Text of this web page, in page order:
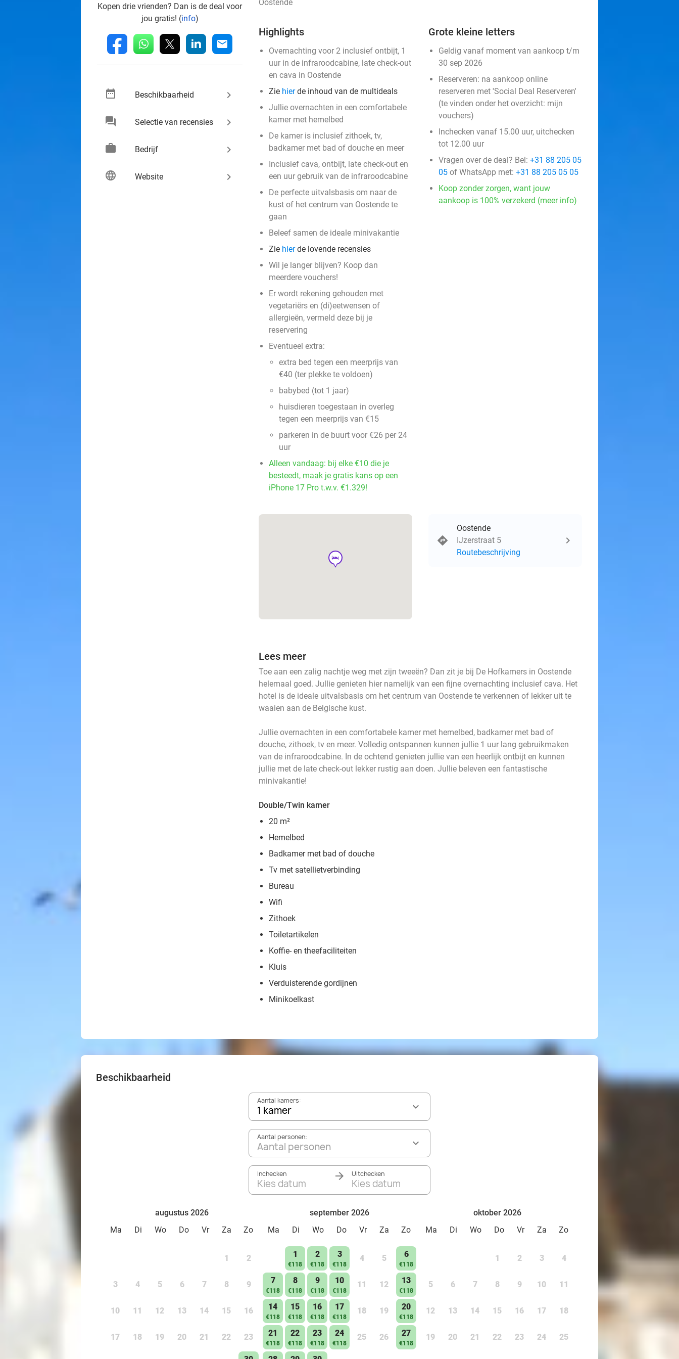
Kopen drie vrienden? Dan is de deal voor
jou gratis! (info)
fb whatsapp linkedin mail
date_range Beschikbaarheid keyboard_arrow_right
chat Selectie van recensies keyboard_arrow_right
work Bedrijf keyboard_arrow_right
language Website keyboard_arrow_right
Oostende
Highlights
Overnachting voor 2 inclusief ontbijt, 1
uur in de infraroodcabine, late check-out
en cava in Oostende
Zie hierde inhoud van de multideals
Jullie overnachten in een comfortabele
kamer met hemelbed
De kamer is inclusief zithoek, tv,
badkamer met bad of douche en meer
Inclusief cava, ontbijt, late check-out en
een uur gebruik van de infraroodcabine
De perfecte uitvalsbasis om naar de
kust of het centrum van Oostende te
gaan
Beleef samen de ideale minivakantie
Zie hierde lovende recensies
Wil je langer blijven? Koop dan
meerdere vouchers!
Er wordt rekening gehouden met
vegetariërs en (di)eetwensen of
allergieën, vermeld deze bij je
reservering
Eventueel extra:
extra bed tegen een meerprijs van
€40 (ter plekke te voldoen)
babybed (tot 1 jaar)
huisdieren toegestaan in overleg
tegen een meerprijs van €15
parkeren in de buurt voor €26 per 24
uur
Alleen vandaag: bij elke €10 die je
besteedt, maak je gratis kans op een
iPhone 17 Pro t.w.v. €1.329!
Grote kleine letters
Geldig vanaf moment van aankoop t/m
30 sep 2026
Reserveren: na aankoop online
reserveren met 'Social Deal Reserveren'
(te vinden onder het overzicht: mijn
vouchers)
Inchecken vanaf 15.00 uur, uitchecken
tot 12.00 uur
Vragen over de deal? Bel: +31 88 205 05
05 of WhatsApp met: +31 88 205 05 05
Koop zonder zorgen, want jouw
aankoop is 100% verzekerd (meer info)
hotel
Oostende
IJzerstraat 5
Routebeschrijving
Lees meer
Toe aan een zalig nachtje weg met zijn tweeën? Dan zit je bij De Hofkamers in Oostende
helemaal goed. Jullie genieten hier namelijk van een fijne overnachting inclusief cava. Het
hotel is de ideale uitvalsbasis om het centrum van Oostende te verkennen of lekker uit te
waaien aan de Belgische kust.
Jullie overnachten in een comfortabele kamer met hemelbed, badkamer met bad of
douche, zithoek, tv en meer. Volledig ontspannen kunnen jullie 1 uur lang gebruikmaken
van de infraroodcabine. In de ochtend genieten jullie van een heerlijk ontbijt en kunnen
jullie met de late check-out lekker rustig aan doen. Jullie beleven een fantastische
minivakantie!
Double/Twin kamer
20 m²
Hemelbed
Badkamer met bad of douche
Tv met satellietverbinding
Bureau
Wifi
Zithoek
Toiletartikelen
Koffie- en theefaciliteiten
Kluis
Verduisterende gordijnen
Minikoelkast
Beschikbaarheid
Aantal kamers:
1 kamer
Aantal personen:
Aantal personen
Inchecken
Kies datum
Uitchecken
Kies datum
augustus 2026
Ma
Di Wo Do Vr Za Zo
1 2
3 4 5 6 7 8 9
10 11 12 13 14 15 16
17 18 19 20 21 22 23
september 2026
Ma
Di Wo Do Vr Za Zo
1
€118
2
€118
3
€118
4 5 6
€118
7
€118
8
€118
9
€118
10
€118
11 12 13
€118
14
€118
15
€118
16
€118
17
€118
18 19 20
€118
21
€118
22
€118
23
€118
24
€118
25 26 27
€118
oktober 2026
Ma
Di Wo Do Vr Za Zo
1 2 3 4
5 6 7 8 9 10 11
12 13 14 15 16 17 18
19 20 21 22 23 24 25